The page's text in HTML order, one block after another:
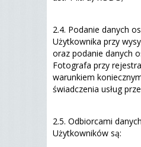
2.4. Podanie danych
Użytkownika przy
oraz podanie danych
Fotografa przy
warunkiem
świadczenia usług
2.5. Odbiorcami
Użytkowników są: